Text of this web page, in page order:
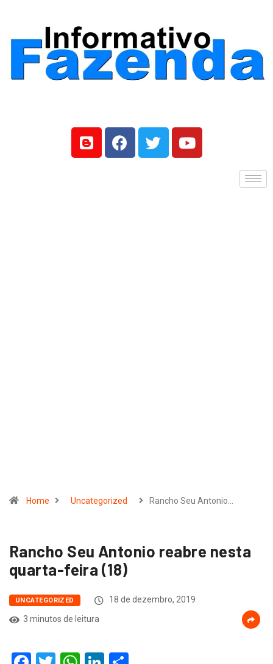
Home Uncategorized Rancho Seu Antonio…
Rancho Seu Antonio reabre nesta
quarta-feira (18)
UNCATEGORIZED
18 de dezembro, 2019
3 minutos de leitura